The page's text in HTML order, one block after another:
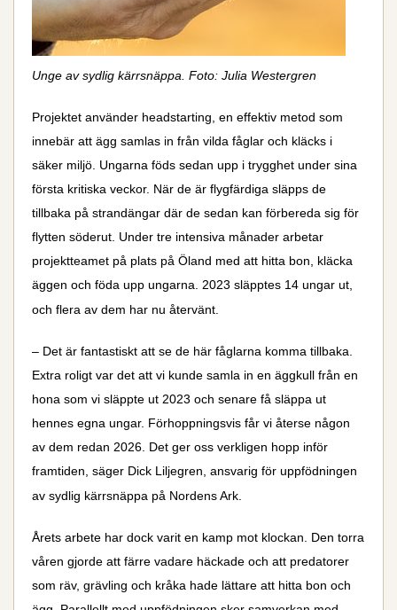
Unge av sydlig kärrsnäppa. Foto: Julia Westergren
Projektet använder headstarting, en effektiv metod som
innebär att ägg samlas in från vilda fåglar och kläcks i
säker miljö. Ungarna föds sedan upp i trygghet under sina
första kritiska veckor. När de är flygfärdiga släpps de
tillbaka på strandängar där de sedan kan förbereda sig för
flytten söderut. Under tre intensiva månader arbetar
projektteamet på plats på Öland med att hitta bon, kläcka
äggen och föda upp ungarna. 2023 släpptes 14 ungar ut,
och flera av dem har nu återvänt.
– Det är fantastiskt att se de här fåglarna komma tillbaka.
Extra roligt var det att vi kunde samla in en äggkull från en
hona som vi släppte ut 2023 och senare få släppa ut
hennes egna ungar. Förhoppningsvis får vi återse någon
av dem redan 2026. Det ger oss verkligen hopp inför
framtiden, säger Dick Liljegren, ansvarig för uppfödningen
av sydlig kärrsnäppa på Nordens Ark.
Årets arbete har dock varit en kamp mot klockan. Den torra
våren gjorde att färre vadare häckade och att predatorer
som räv, grävling och kråka hade lättare att hitta bon och